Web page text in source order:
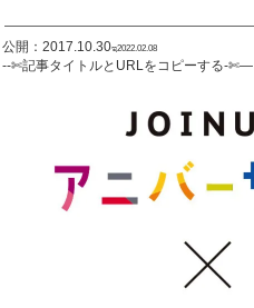
公開：2017.10.30ಇ2022.02.08
--✄記事タイトルとURLをコピーする-✄—